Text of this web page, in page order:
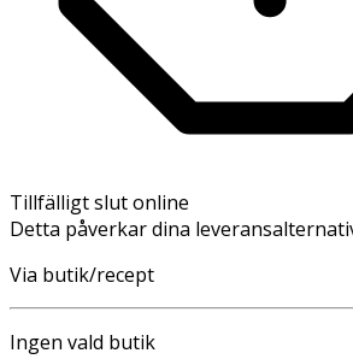
Tillfälligt slut online
Detta påverkar dina
Via butik/recept
Ingen vald butik